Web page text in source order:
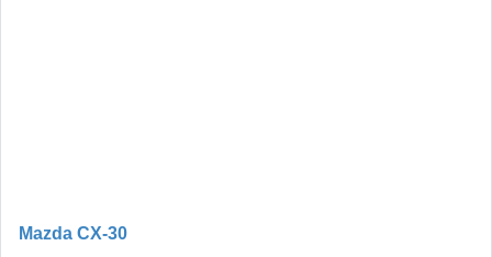
Mazda CX-30